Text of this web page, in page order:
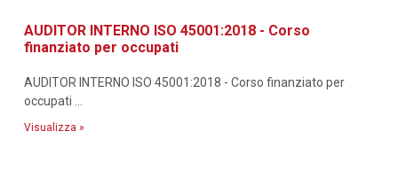
AUDITOR INTERNO ISO 45001:2018 - Corso
finanziato per occupati
AUDITOR INTERNO ISO 45001:2018 - Corso finanziato per
occupati ...
Visualizza »